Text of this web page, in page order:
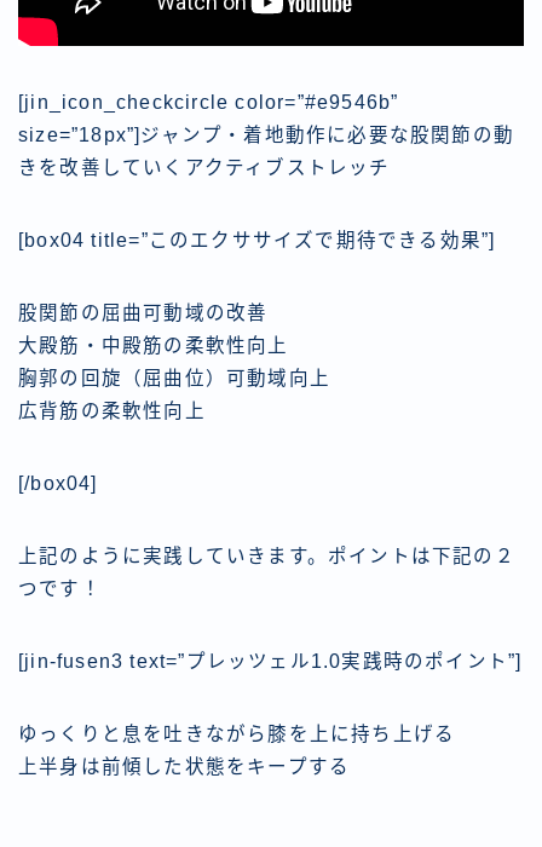
[jin_icon_checkcircle color=”#e9546b”
size=”18px”] ジャンプ・着地動作に必要な股関節の動
き を改善していくアクティブストレッチ
[box04 title=”このエクササイズで期待できる効果”]
股関節の屈曲可動域の改善
大殿筋・中殿筋の柔軟性向上
胸郭の回旋（屈曲位）可動域向上
広背筋の柔軟性向上
[/box04]
上記のように実践していきます。ポイントは下記の２
つです！
[jin-fusen3 text=”プレッツェル1.0実践時のポイント”]
ゆっくりと息を吐きながら膝を上に持ち上げる
上半身は前傾した状態をキープする